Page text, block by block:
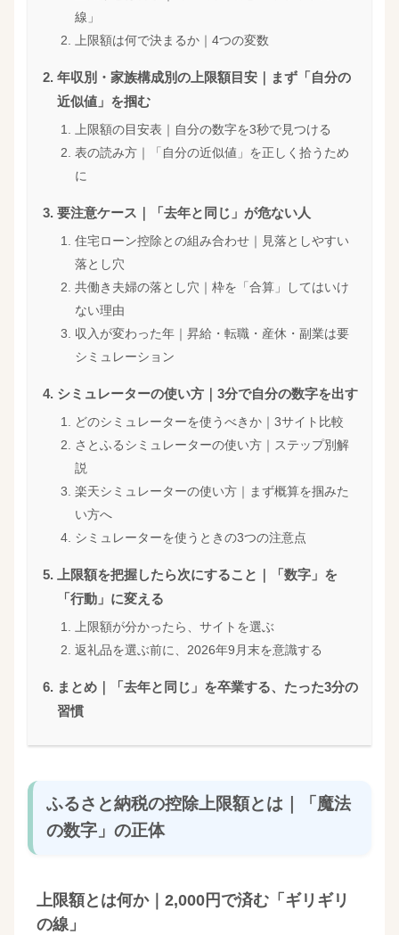
線」
上限額は何で決まるか｜4つの変数
年収別・家族構成別の上限額目安｜まず「自分の
近似値」を掴む
上限額の目安表｜自分の数字を3秒で見つける
表の読み方｜「自分の近似値」を正しく拾うため
に
要注意ケース｜「去年と同じ」が危ない人
住宅ローン控除との組み合わせ｜見落としやすい
落とし穴
共働き夫婦の落とし穴｜枠を「合算」してはいけ
ない理由
収入が変わった年｜昇給・転職・産休・副業は要
シミュレーション
シミュレーターの使い方｜3分で自分の数字を出す
どのシミュレーターを使うべきか｜3サイト比較
さとふるシミュレーターの使い方｜ステップ別解
説
楽天シミュレーターの使い方｜まず概算を掴みた
い方へ
シミュレーターを使うときの3つの注意点
上限額を把握したら次にすること｜「数字」を
「行動」に変える
上限額が分かったら、サイトを選ぶ
返礼品を選ぶ前に、2026年9月末を意識する
まとめ｜「去年と同じ」を卒業する、たった3分の
習慣
ふるさと納税の控除上限額とは｜「魔法
の数字」の正体
上限額とは何か｜2,000円で済む「ギリギリ
の線」